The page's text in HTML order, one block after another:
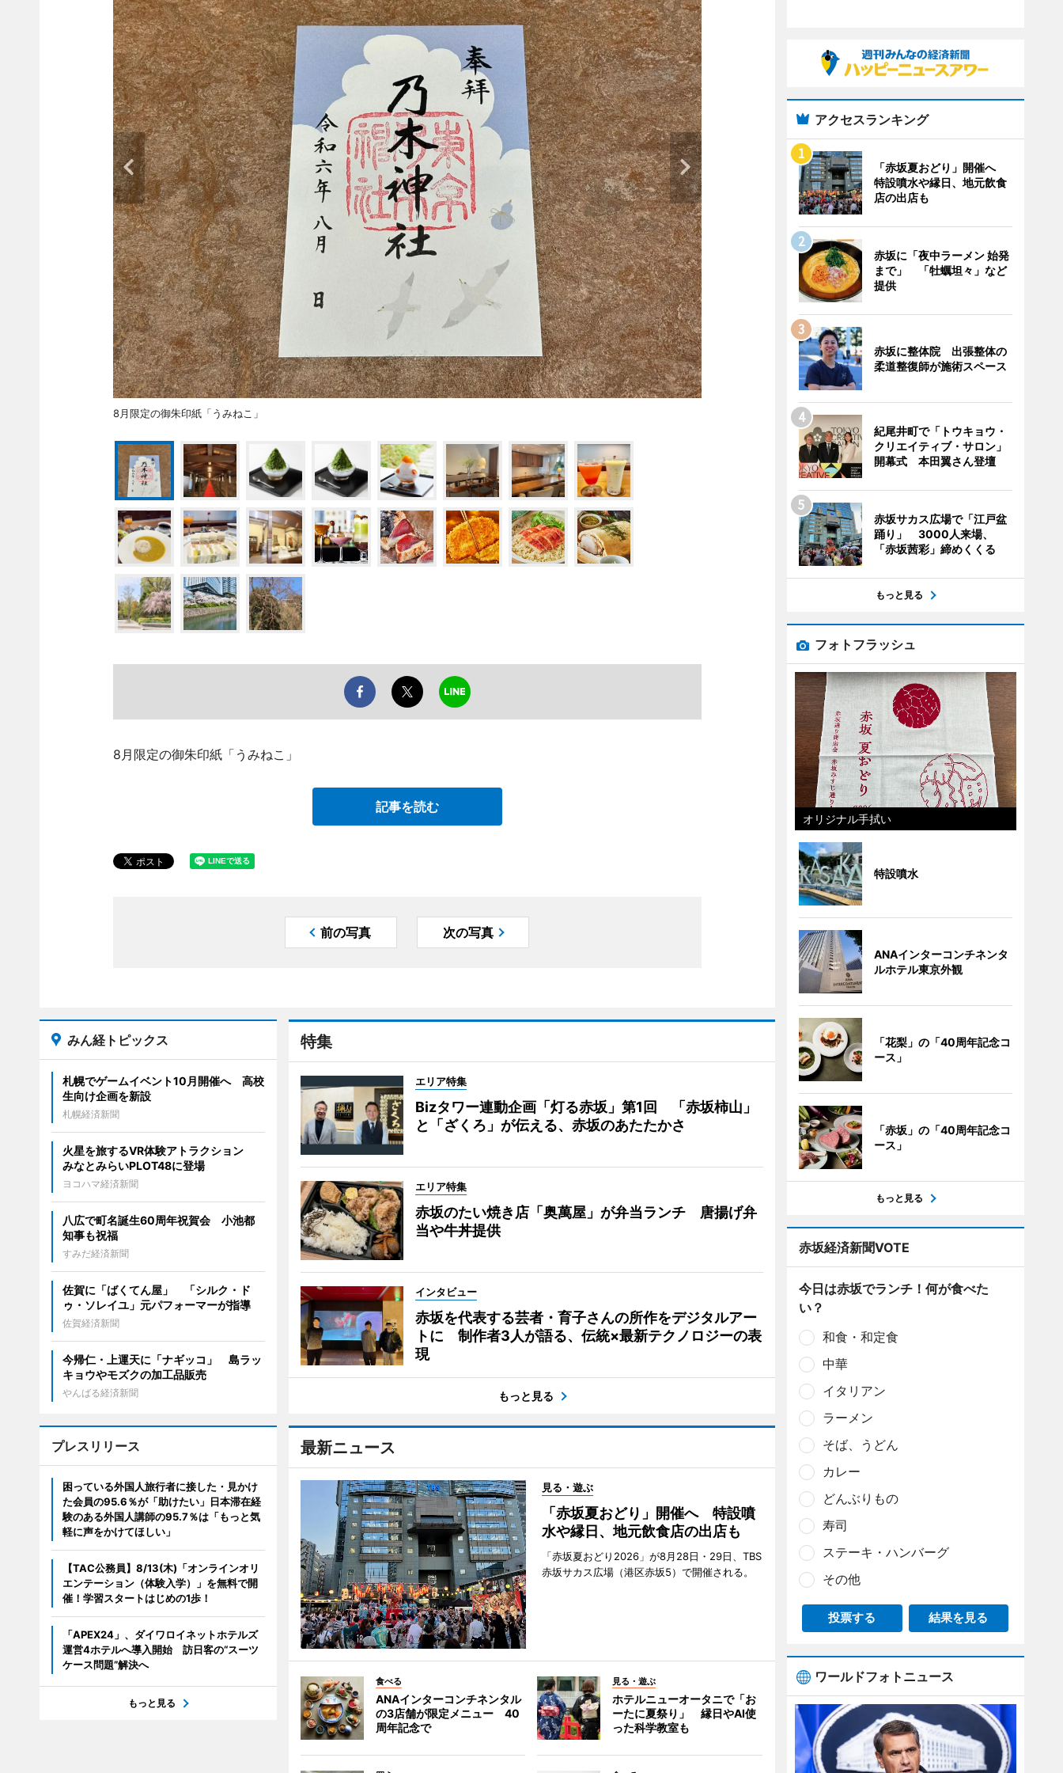
8月限定の御朱印紙「うみねこ」
8月限定の御朱印紙「うみねこ」
記事を読む
前の写真 次の写真
特集
エリア特集
Bizタワー連動企画「灯る赤坂」第1回 「赤坂柿山」
と「ざくろ」が伝える、赤坂のあたたかさ
エリア特集
赤坂のたい焼き店「奥萬屋」が弁当ランチ 唐揚げ弁
当や牛丼提供
インタビュー
赤坂を代表する芸者・育子さんの所作をデジタルアー
トに 制作者3人が語る、伝統×最新テクノロジーの表
現
もっと見る
最新ニュース
見る・遊ぶ
「赤坂夏おどり」開催へ 特設噴
水や縁日、地元飲食店の出店も
「赤坂夏おどり2026」が8月28日・29日、TBS
赤坂サカス広場（港区赤坂5）で開催される。
食べる
ANAインターコンチネンタル
の3店舗が限定メニュー 40
周年記念で
見る・遊ぶ
ホテルニューオータニで「お
ーたに夏祭り」 縁日やAI使
った科学教室も
みん経トピックス
札幌でゲームイベント10月開催へ 高校
生向け企画を新設
札幌経済新聞
火星を旅するVR体験アトラクション
みなとみらいPLOT48に登場
ヨコハマ経済新聞
八広で町名誕生60周年祝賀会 小池都
知事も祝福
すみだ経済新聞
佐賀に「ばくてん屋」 「シルク・ド
ゥ・ソレイユ」元パフォーマーが指導
佐賀経済新聞
今帰仁・上運天に「ナギッコ」 島ラッ
キョウやモズクの加工品販売
やんばる経済新聞
プレスリリース
困っている外国人旅行者に接した・見かけ
た会員の95.6％が「助けたい」日本滞在経
験のある外国人講師の95.7％は「もっと気
軽に声をかけてほしい」
【TAC公務員】8/13(木)「オンラインオリ
エンテーション（体験入学）」を無料で開
催！学習スタートはじめの1歩！
「APEX24」、ダイワロイネットホテルズ
運営4ホテルへ導入開始 訪日客の“スーツ
ケース問題”解決へ
もっと見る
アクセスランキング
「赤坂夏おどり」開催へ
特設噴水や縁日、地元飲食
店の出店も
赤坂に「夜中ラーメン 始発
まで」 「牡蠣坦々」など
提供
赤坂に整体院 出張整体の
柔道整復師が施術スペース
紀尾井町で「トウキョウ・
クリエイティブ・サロン」
開幕式 本田翼さん登壇
赤坂サカス広場で「江戸盆
踊り」 3000人来場、
「赤坂茜彩」締めくくる
もっと見る
フォトフラッシュ
オリジナル手拭い
特設噴水
ANAインターコンチネンタ
ルホテル東京外観
「花梨」の「40周年記念コ
ース」
「赤坂」の「40周年記念コ
ース」
もっと見る
赤坂経済新聞VOTE
今日は赤坂でランチ！何が食べた
い？
和食・和定食
中華
イタリアン
ラーメン
そば、うどん
カレー
どんぶりもの
寿司
ステーキ・ハンバーグ
その他
投票する 結果を見る
ワールドフォトニュース